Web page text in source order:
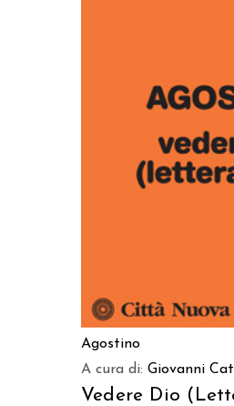
AGGIUNGI AL
Agostino
A cura di: Giovanni
Vedere Dio